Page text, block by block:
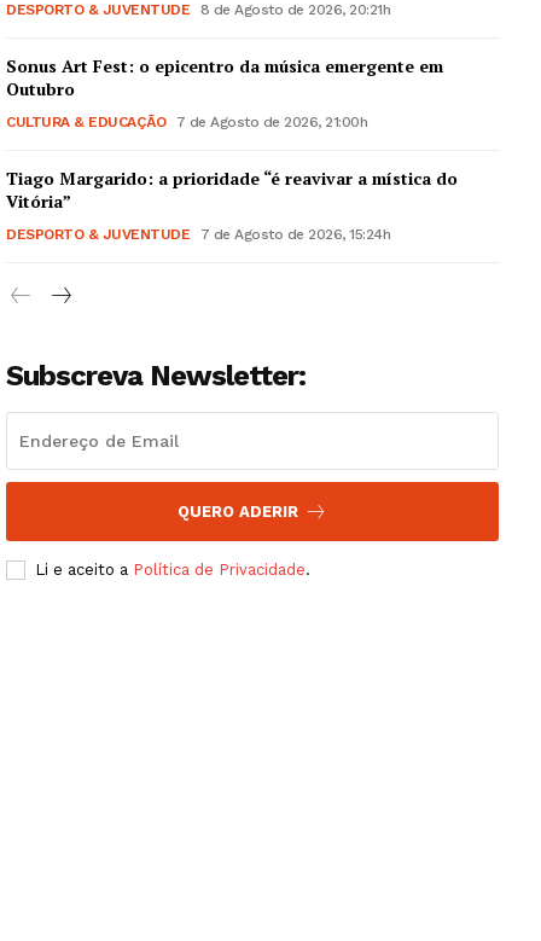
Guimarães, agora!
SUBSCREVA JÁ!
Institucional
Artigos
Edição Digital
Europa
Grande Entrevista
Publicidade
DESPORTO & JUVENTUDE 8 de Agosto de 2026, 20:21h
Sonus Art Fest: o epicentro da música emergente em
Outubro
CULTURA & EDUCAÇÃO 7 de Agosto de 2026, 21:00h
Tiago Margarido: a prioridade “é reavivar a mística do
Vitória”
DESPORTO & JUVENTUDE 7 de Agosto de 2026, 15:24h
Subscreva Newsletter:
QUERO ADERIR
Li e aceito a Política de Privacidade.